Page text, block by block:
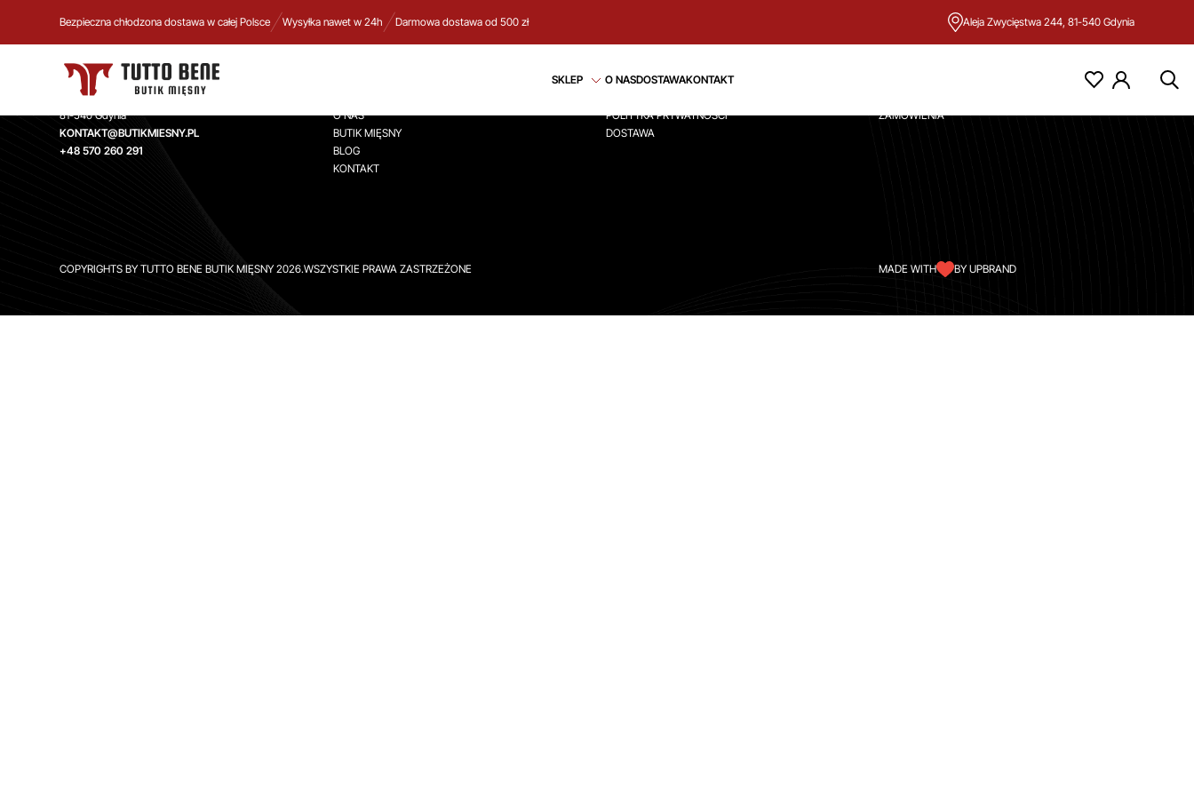
Bezpieczna chłodzona dostawa w całej Polsce Wysyłka nawet w 24h Darmowa dostawa od 500 zł Aleja Zwycięstwa 244, 81-540 Gdynia
SKLEP O NASDOSTAWAKONTAKT
TUTTO BENE BUTIK MIĘSNY
Aleja Zwycięstwa 244,
81-540 Gdynia
KONTAKT@BUTIKMIESNY.PL
+48 570 260 291
O NAS
BUTIK MIĘSNY
BLOG
KONTAKT
REGULAMIN
POLITYKA PRYWATNOŚCI
DOSTAWA
ZAMÓWIENIA
COPYRIGHTS BY TUTTO BENE BUTIK MIĘSNY 2026.WSZYSTKIE PRAWA ZASTRZEŻONE MADE WITH BY UPBRAND